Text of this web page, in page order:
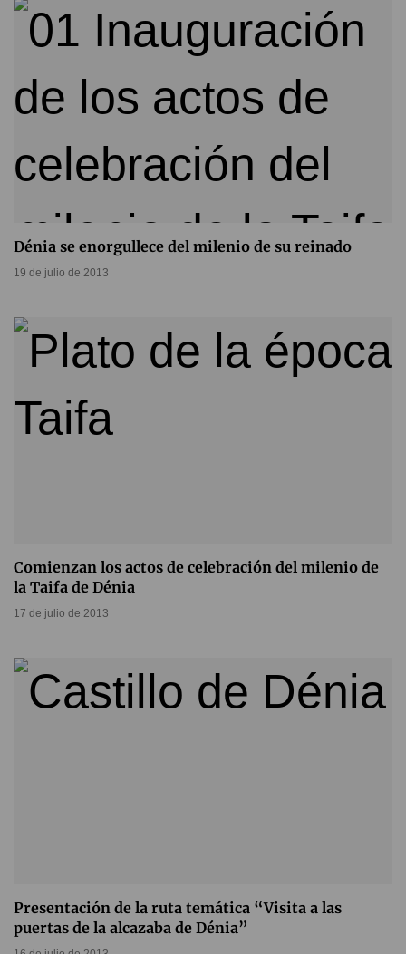
Dénia se enorgullece del milenio de su reinado
19 de julio de 2013
Comienzan los actos de celebración del milenio de
la Taifa de Dénia
17 de julio de 2013
Presentación de la ruta temática “Visita a las
puertas de la alcazaba de Dénia”